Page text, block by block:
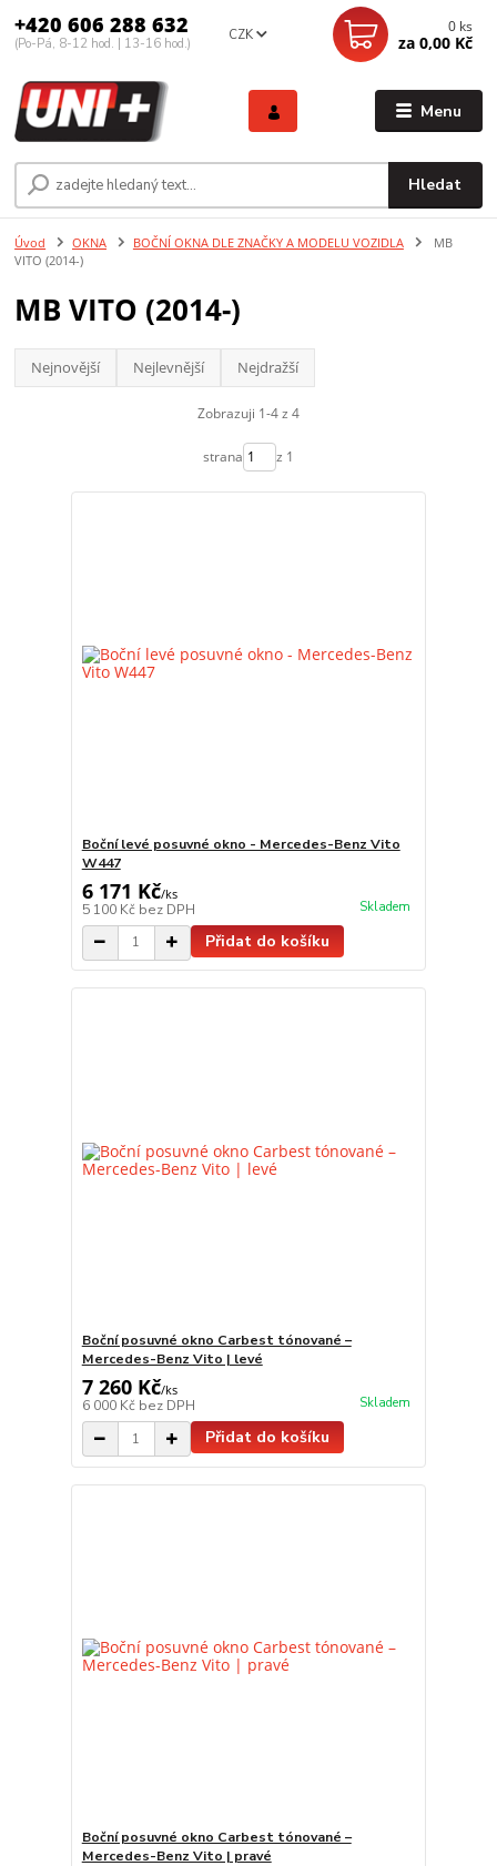
Menu
CZK
Hledat
+420 606 288 632
(Po-Pá, 8-12 hod. | 13-16 hod.)
0 ks
za 0,00 Kč
Úvod OKNA BOČNÍ OKNA DLE ZNAČKY A MODELU VOZIDLA
MB
VITO (2014-)
MB VITO (2014-)
Nejnovější Nejlevnější Nejdražší
Zobrazuji 1-4 z 4
strana z 1
Boční levé posuvné okno - Mercedes-Benz Vito
W447
6 171 Kč/ks
5 100 Kč bez DPH Skladem
Přidat do košíku
Boční posuvné okno Carbest tónované –
Mercedes-Benz Vito | levé
7 260 Kč/ks
6 000 Kč bez DPH Skladem
Přidat do košíku
Boční posuvné okno Carbest tónované –
Mercedes-Benz Vito | pravé